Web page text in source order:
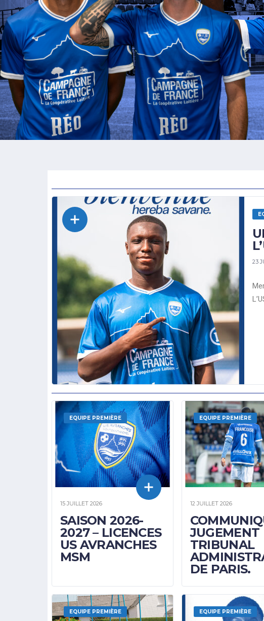
23
EQUIPE PREMIÈRE
15 JUILLET 2026
SAISON 2026-
2027 – LICENCES
US AVRANCHES
MSM
EQUIPE PREMIÈRE
12 JUILLET 2026
JUGEMENT
TRIBUNAL
DE PARIS.
EQUIPE PREMIÈRE EQUIPE PREMIÈRE